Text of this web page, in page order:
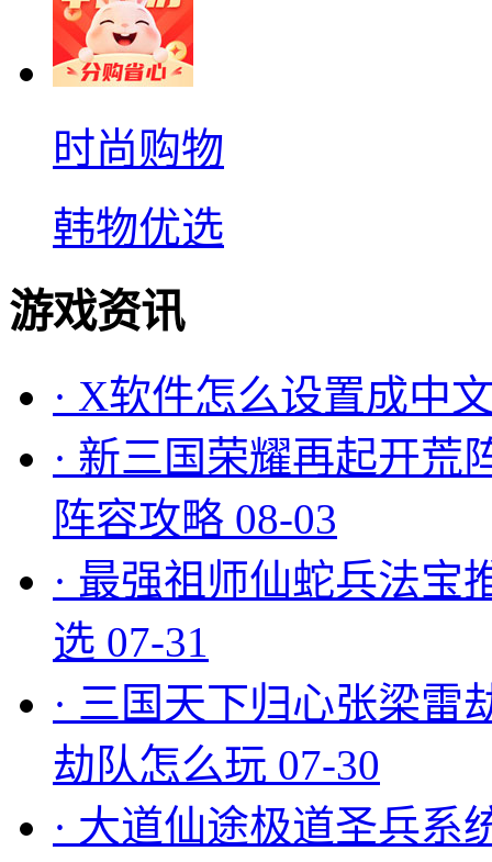
时尚购物
韩物优选
游戏资讯
· X软件怎么设置成中
· 新三国荣耀再起开荒
阵容攻略 08-03
· 最强祖师仙蛇兵法宝
选 07-31
· 三国天下归心张梁雷
劫队怎么玩 07-30
· 大道仙途极道圣兵系